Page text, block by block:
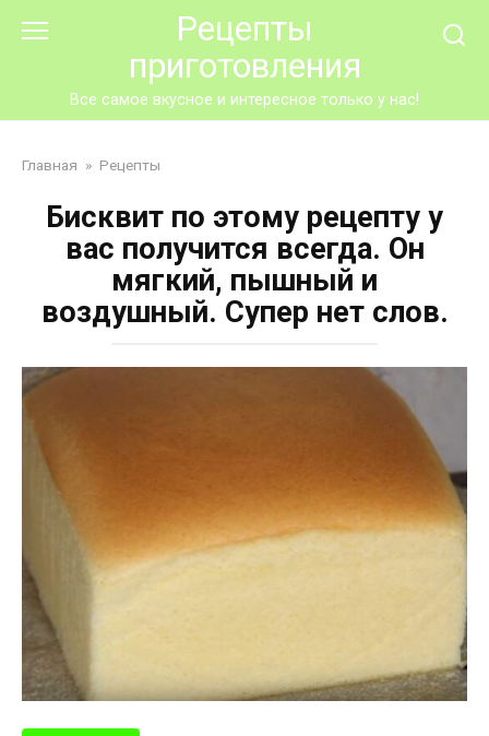
Рецепты
приготовления
Все самое вкусное и интересное только у нас!
Главная » Рецепты
Бисквит по этому рецепту у
вас получится всегда. Он
мягкий, пышный и
воздушный. Супер нет слов.